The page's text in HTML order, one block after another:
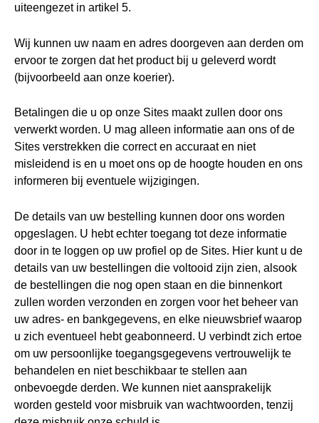
uiteengezet in artikel 5.
Wij kunnen uw naam en adres doorgeven aan derden om
ervoor te zorgen dat het product bij u geleverd wordt
(bijvoorbeeld aan onze koerier).
Betalingen die u op onze Sites maakt zullen door ons
verwerkt worden. U mag alleen informatie aan ons of de
Sites verstrekken die correct en accuraat en niet
misleidend is en u moet ons op de hoogte houden en ons
informeren bij eventuele wijzigingen.
De details van uw bestelling kunnen door ons worden
opgeslagen. U hebt echter toegang tot deze informatie
door in te loggen op uw profiel op de Sites. Hier kunt u de
details van uw bestellingen die voltooid zijn zien, alsook
de bestellingen die nog open staan en die binnenkort
zullen worden verzonden en zorgen voor het beheer van
uw adres- en bankgegevens, en elke nieuwsbrief waarop
u zich eventueel hebt geabonneerd. U verbindt zich ertoe
om uw persoonlijke toegangsgegevens vertrouwelijk te
behandelen en niet beschikbaar te stellen aan
onbevoegde derden. We kunnen niet aansprakelijk
worden gesteld voor misbruik van wachtwoorden, tenzij